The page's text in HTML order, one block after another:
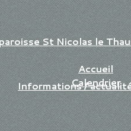
St Nicolas le
Accueil
Calendrier
Informations /